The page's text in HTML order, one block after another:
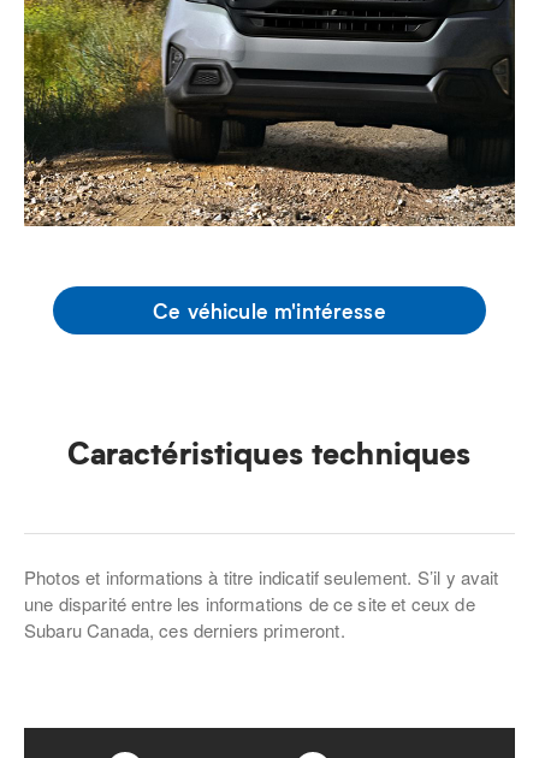
Ce véhicule m'intéresse
Caractéristiques techniques
Photos et informations à titre indicatif seulement. S’il y avait
une disparité entre les informations de ce site et ceux de
Subaru Canada, ces derniers primeront.